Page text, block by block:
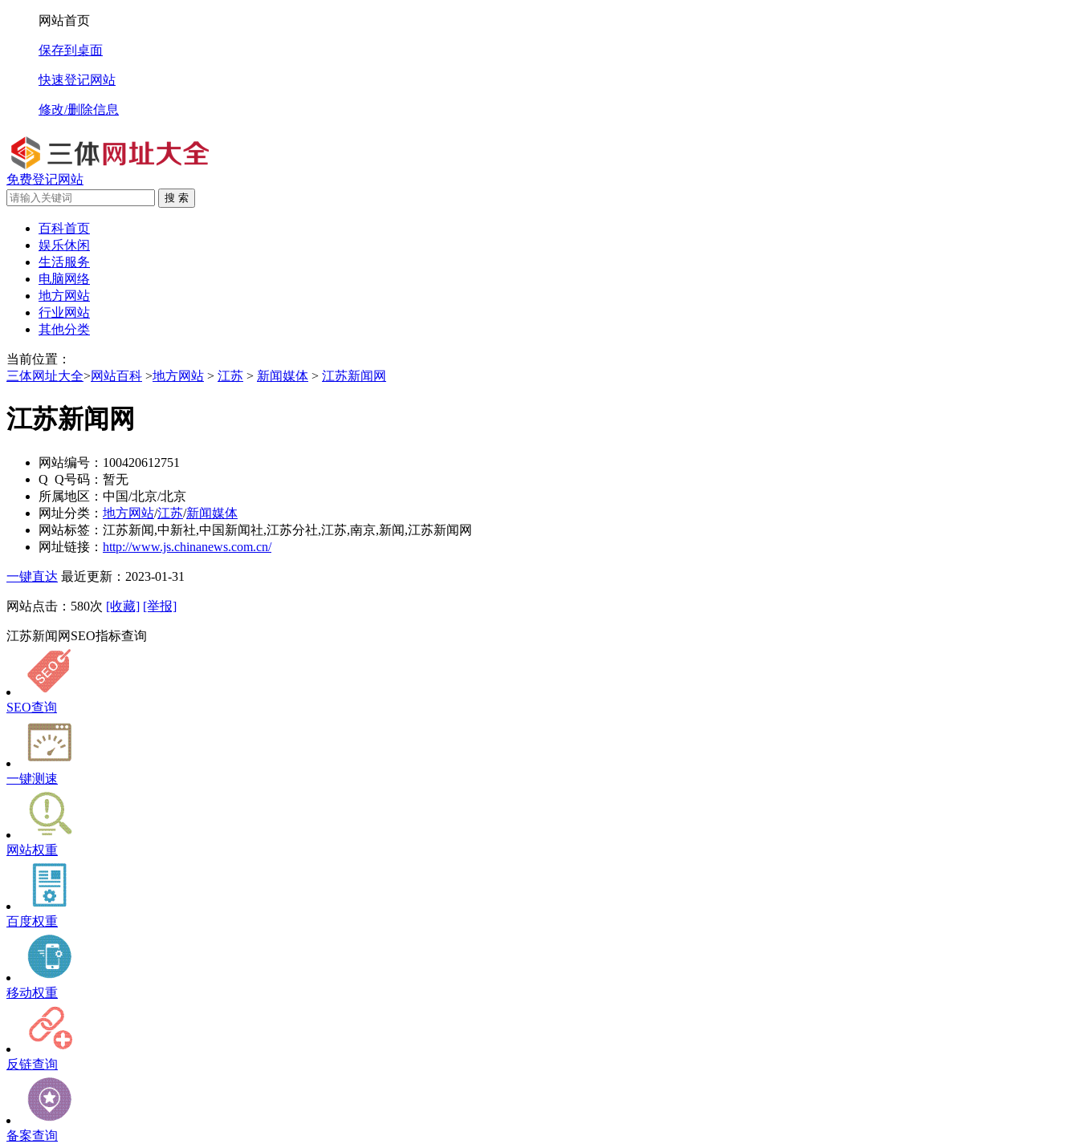
网站首页
保存到桌面
快速登记网站
修改/删除信息
免费登记网站
搜 索
百科首页
娱乐休闲
生活服务
电脑网络
地方网站
行业网站
其他分类
当前位置：
三体网址大全>网站百科 >地方网站 > 江苏 > 新闻媒体 > 江苏新闻网
江苏新闻网
网站编号： 100420612751
Q Q号码： 暂无
所属地区： 中国/北京/北京
网址分类： 地方网站/江苏/新闻媒体
网站标签： 江苏新闻,中新社,中国新闻社,江苏分社,江苏,南京,新闻,江苏新闻网
网址链接： http://www.js.chinanews.com.cn/
一键直达 最近更新：2023-01-31
网站点击： 580次 [收藏] [举报]
江苏新闻网SEO指标查询
SEO查询
一键测速
网站权重
百度权重
移动权重
反链查询
备案查询